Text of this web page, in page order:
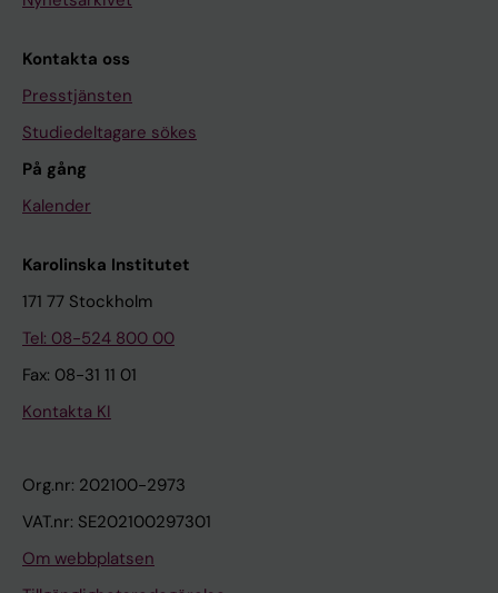
Kontakta oss
Presstjänsten
Studiedeltagare sökes
På gång
Kalender
Karolinska Institutet
171 77 Stockholm
Tel: 08-524 800 00
Fax: 08-31 11 01
Kontakta KI
Org.nr: 202100-2973
VAT.nr: SE202100297301
Om webbplatsen